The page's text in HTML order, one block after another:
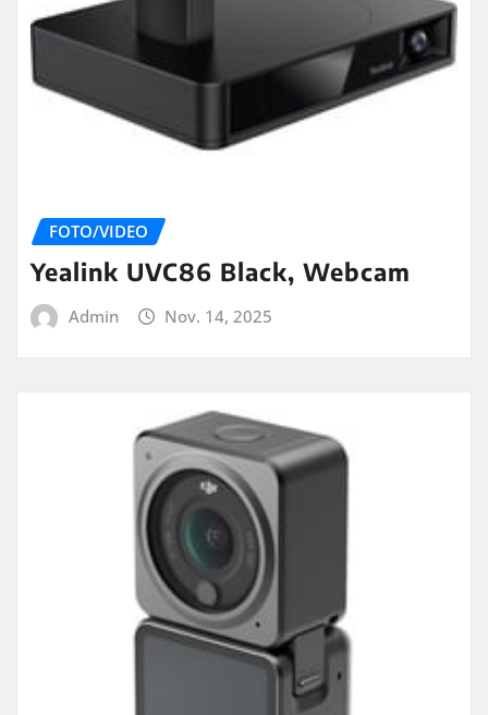
FOTO/VIDEO
Yealink UVC86 Black, Webcam
Admin Nov. 14, 2025